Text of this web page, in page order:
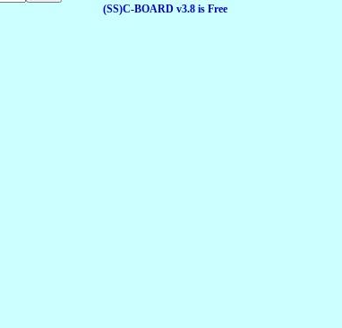
(SS)C-BOARD v3.8 is Free